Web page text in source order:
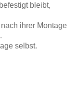
bleibt,
ihrer Montage
selbst.